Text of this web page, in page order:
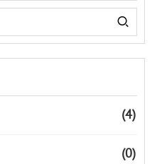
(4)
(0)